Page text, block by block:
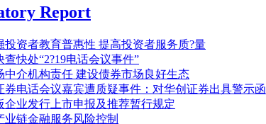
Report
投资者教育普惠性 提高投资者服务质?量
快处“2?19电话会议事件”
中介机构责任 建设债券市场良好生态
券电话会议嘉宾遭质疑事件：对华创证券出具警示函
企业发行上市申报及推荐暂行规定
链金融服务风险控制